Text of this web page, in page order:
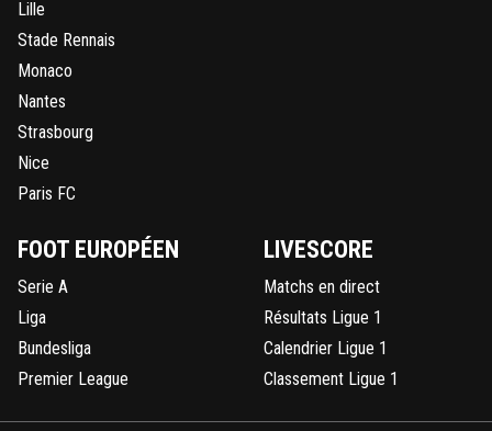
Lille
Stade Rennais
Monaco
Nantes
Strasbourg
Nice
Paris FC
FOOT EUROPÉEN
Serie A
Liga
Bundesliga
Premier League
LIVESCORE
Matchs en direct
Résultats Ligue 1
Calendrier Ligue 1
Classement Ligue 1